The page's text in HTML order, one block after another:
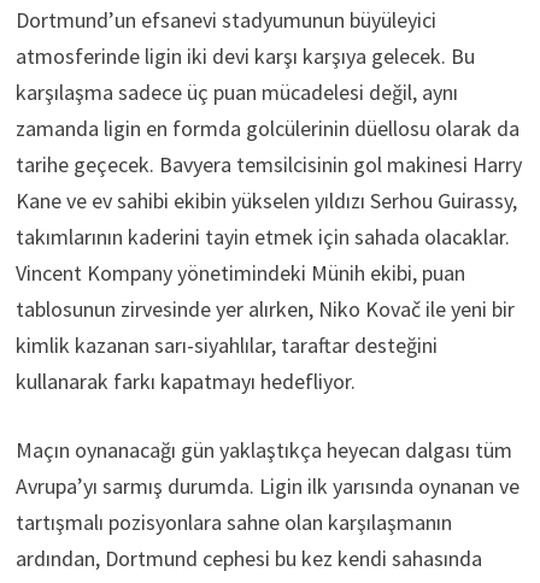
Dortmund’un efsanevi stadyumunun büyüleyici
atmosferinde ligin iki devi karşı karşıya gelecek. Bu
karşılaşma sadece üç puan mücadelesi değil, aynı
zamanda ligin en formda golcülerinin düellosu olarak da
tarihe geçecek. Bavyera temsilcisinin gol makinesi Harry
Kane ve ev sahibi ekibin yükselen yıldızı Serhou Guirassy,
takımlarının kaderini tayin etmek için sahada olacaklar.
Vincent Kompany yönetimindeki Münih ekibi, puan
tablosunun zirvesinde yer alırken, Niko Kovač ile yeni bir
kimlik kazanan sarı-siyahlılar, taraftar desteğini
kullanarak farkı kapatmayı hedefliyor.
Maçın oynanacağı gün yaklaştıkça heyecan dalgası tüm
Avrupa’yı sarmış durumda. Ligin ilk yarısında oynanan ve
tartışmalı pozisyonlara sahne olan karşılaşmanın
ardından, Dortmund cephesi bu kez kendi sahasında